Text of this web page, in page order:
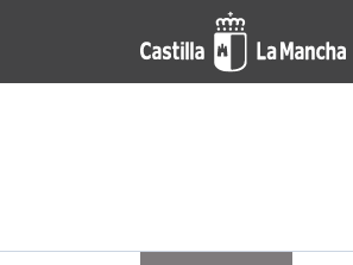
Pasar al contenido principal
Noticias de la